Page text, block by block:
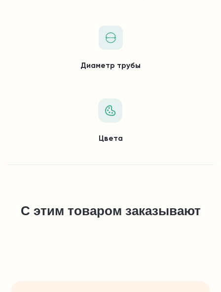
Диаметр трубы
Цвета
С этим товаром заказывают